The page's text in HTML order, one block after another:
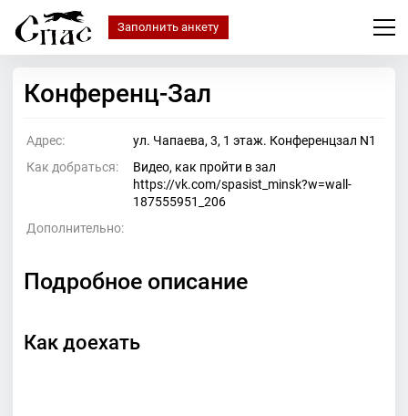
Заполнить анкету
Конференц-Зал
Адрес:
ул. Чапаева, 3, 1 этаж. Конференцзал N1
Как добраться:
Видео, как пройти в зал
https://vk.com/spasist_minsk?w=wall-
187555951_206
Дополнительно:
Подробное описание
Как доехать